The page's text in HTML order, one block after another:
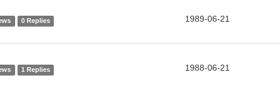
0 Replies 1989-06-21
1 Replies 1988-06-21